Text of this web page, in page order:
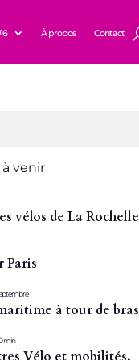
À propos Contact
venir
vélos de La Rochelle
Paris
à tour de bras
min